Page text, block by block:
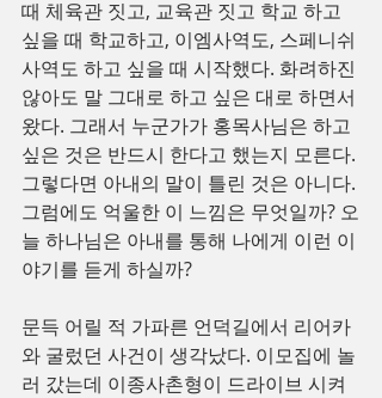
때 체육관 짓고, 교육관 짓고 학교 하고
싶을 때 학교하고, 이엠사역도, 스페니쉬
사역도 하고 싶을 때 시작했다. 화려하진
않아도 말 그대로 하고 싶은 대로 하면서
왔다. 그래서 누군가가 홍목사님은 하고
싶은 것은 반드시 한다고 했는지 모른다.
그렇다면 아내의 말이 틀린 것은 아니다.
그럼에도 억울한 이 느낌은 무엇일까? 오
늘 하나님은 아내를 통해 나에게 이런 이
야기를 듣게 하실까?
문득 어릴 적 가파른 언덕길에서 리어카
와 굴렀던 사건이 생각났다. 이모집에 놀
러 갔는데 이종사촌형이 드라이브 시켜